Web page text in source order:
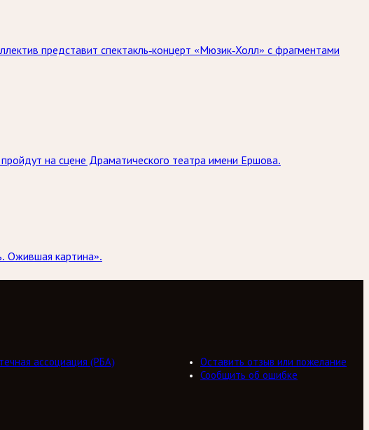
представит спектакль-концерт «Мюзик-Холл» с фрагментами
на сцене Драматического театра имени Ершова.
Ожившая картина».
ассоциация (РБА)
Оставить отзыв или пожелание
Сообщить об ошибке